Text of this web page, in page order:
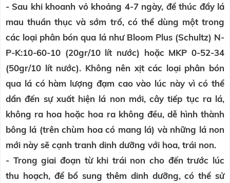
- Sau khi khoanh vỏ khoảng 4-7 ngày, để thúc đẩy lá
mau thuần thục và sớm trổ, có thể dùng một trong
các loại phân bón qua lá như Bloom Plus (Schultz) N-
P-K:10-60-10 (20gr/10 lít nước) hoặc MKP 0-52-34
(50gr/10 lít nước). Không nên xịt các loại phân bón
qua lá có hàm lượng đạm cao vào lúc này vì có thể
dẩn đến sự xuất hiện lá non mới, cây tiếp tục ra lá,
không ra hoa hoặc hoa ra không đều, dễ hình thành
bông lá (trên chùm hoa có mang lá) và những lá non
mới này sẽ cạnh tranh dinh dưỡng với hoa, trái non.
- Trong giai đoạn từ khi trái non cho đến trước lúc
thu hoạch, để bổ sung thêm dinh dưỡng, có thể sử